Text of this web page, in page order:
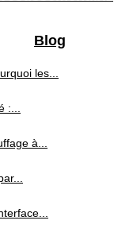
Blog
les...
:...
à...